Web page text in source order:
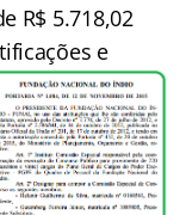
R$ 5.718,02
e